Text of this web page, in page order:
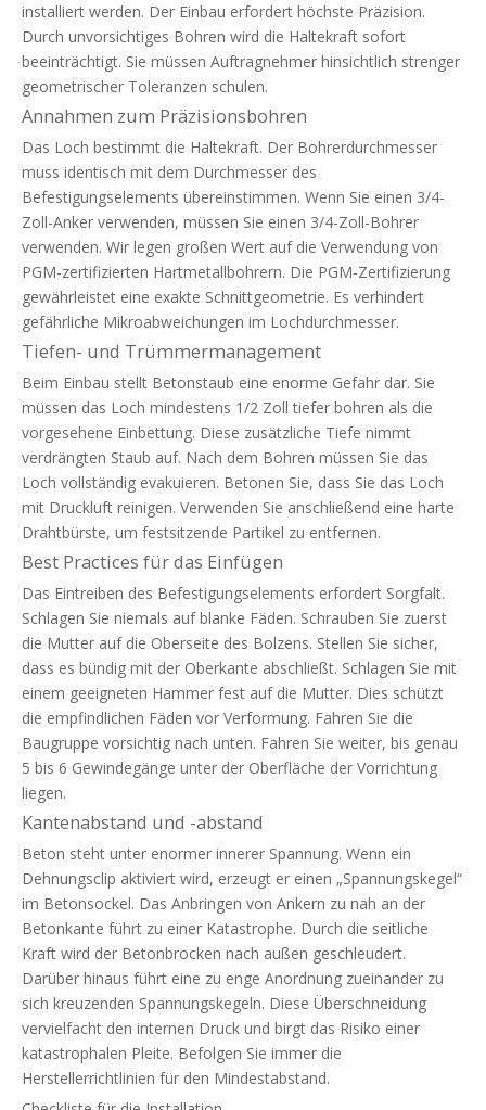
installiert werden. Der Einbau erfordert höchste Präzision.
Durch unvorsichtiges Bohren wird die Haltekraft sofort
beeinträchtigt. Sie müssen Auftragnehmer hinsichtlich strenger
geometrischer Toleranzen schulen.
Annahmen zum Präzisionsbohren
Das Loch bestimmt die Haltekraft. Der Bohrerdurchmesser
muss identisch mit dem Durchmesser des
Befestigungselements übereinstimmen. Wenn Sie einen 3/4-
Zoll-Anker verwenden, müssen Sie einen 3/4-Zoll-Bohrer
verwenden. Wir legen großen Wert auf die Verwendung von
PGM-zertifizierten Hartmetallbohrern. Die PGM-Zertifizierung
gewährleistet eine exakte Schnittgeometrie. Es verhindert
gefährliche Mikroabweichungen im Lochdurchmesser.
Tiefen- und Trümmermanagement
Beim Einbau stellt Betonstaub eine enorme Gefahr dar. Sie
müssen das Loch mindestens 1/2 Zoll tiefer bohren als die
vorgesehene Einbettung. Diese zusätzliche Tiefe nimmt
verdrängten Staub auf. Nach dem Bohren müssen Sie das
Loch vollständig evakuieren. Betonen Sie, dass Sie das Loch
mit Druckluft reinigen. Verwenden Sie anschließend eine harte
Drahtbürste, um festsitzende Partikel zu entfernen.
Best Practices für das Einfügen
Das Eintreiben des Befestigungselements erfordert Sorgfalt.
Schlagen Sie niemals auf blanke Fäden. Schrauben Sie zuerst
die Mutter auf die Oberseite des Bolzens. Stellen Sie sicher,
dass es bündig mit der Oberkante abschließt. Schlagen Sie mit
einem geeigneten Hammer fest auf die Mutter. Dies schützt
die empfindlichen Fäden vor Verformung. Fahren Sie die
Baugruppe vorsichtig nach unten. Fahren Sie weiter, bis genau
5 bis 6 Gewindegänge unter der Oberfläche der Vorrichtung
liegen.
Kantenabstand und -abstand
Beton steht unter enormer innerer Spannung. Wenn ein
Dehnungsclip aktiviert wird, erzeugt er einen „Spannungskegel“
im Betonsockel. Das Anbringen von Ankern zu nah an der
Betonkante führt zu einer Katastrophe. Durch die seitliche
Kraft wird der Betonbrocken nach außen geschleudert.
Darüber hinaus führt eine zu enge Anordnung zueinander zu
sich kreuzenden Spannungskegeln. Diese Überschneidung
vervielfacht den internen Druck und birgt das Risiko einer
katastrophalen Pleite. Befolgen Sie immer die
Herstellerrichtlinien für den Mindestabstand.